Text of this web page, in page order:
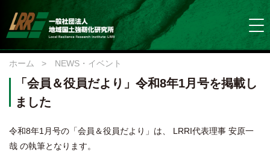
ホーム > NEWS・イベント
「会員＆役員だより」令和8年1月号を掲載し
ました
令和8年1月号の「会員＆役員だより」は、 LRRI代表理事 安原⼀
哉 の執筆となります。